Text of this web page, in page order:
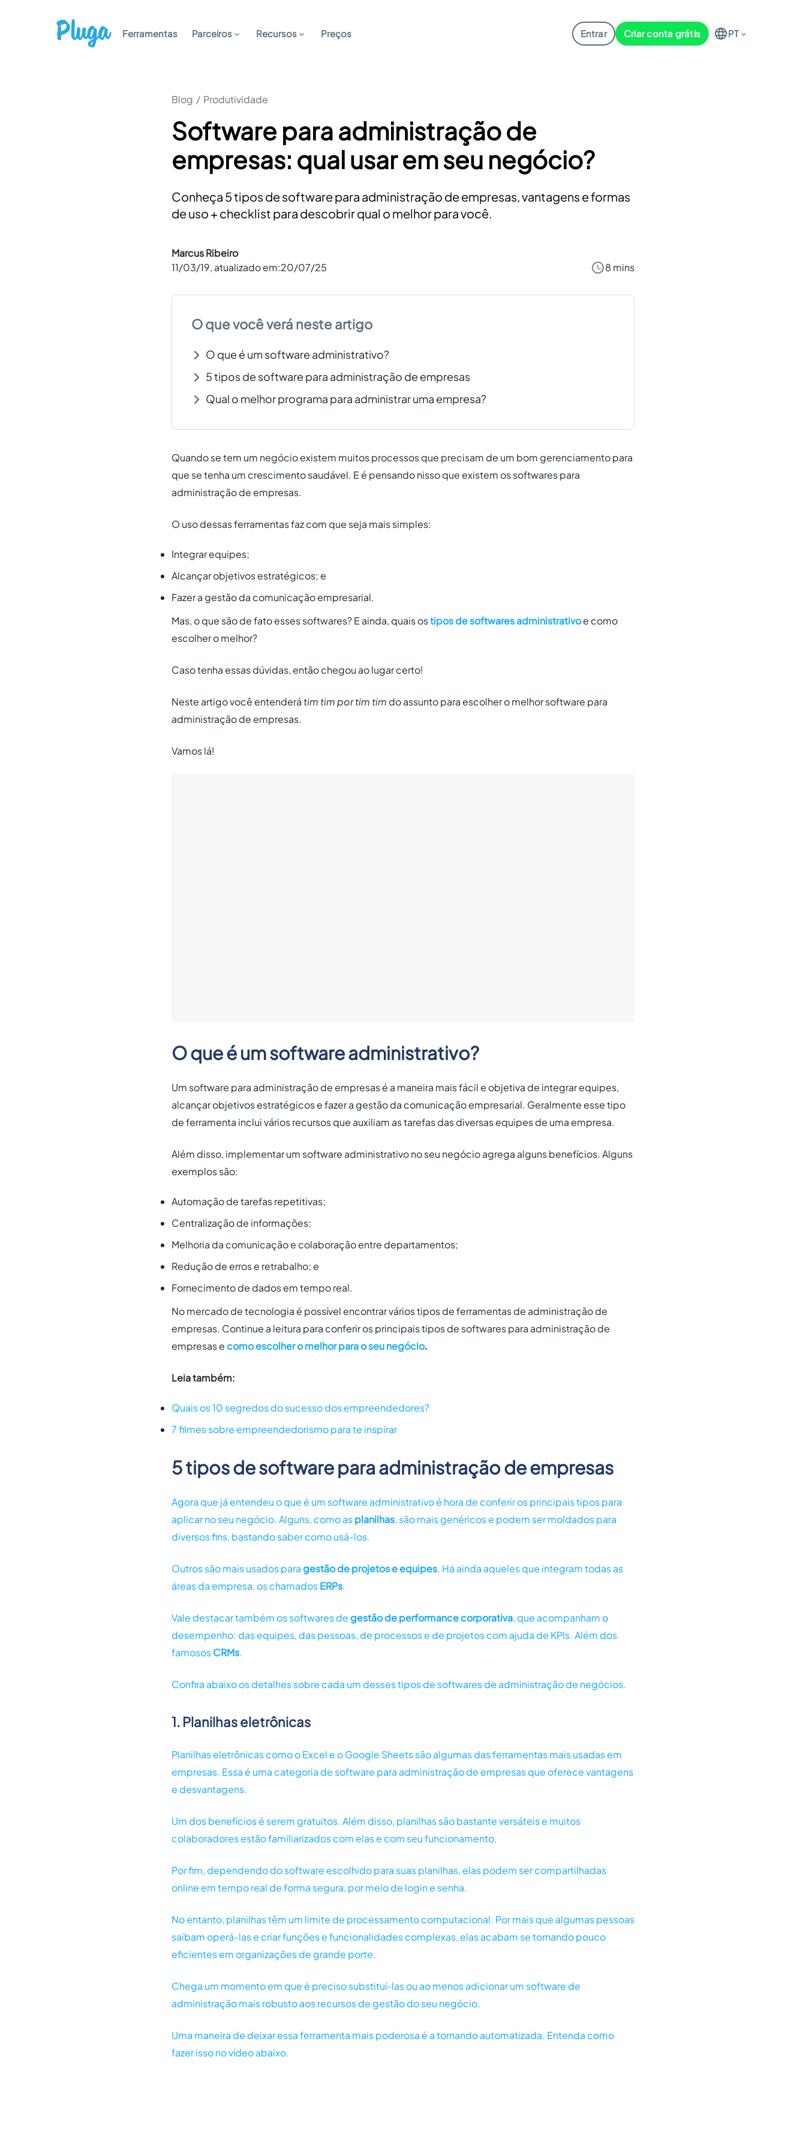
Ferramentas Parceiros Recursos Preços Entrar Criar conta grátis PT
Blog / Produtividade
Software para administração de
empresas: qual usar em seu negócio?
Conheça 5 tipos de software para administração de empresas, vantagens e formas
de uso + checklist para descobrir qual o melhor para você.
Marcus Ribeiro
11/03/19, atualizado em:20/07/25 8 mins
O que você verá neste artigo
O que é um software administrativo?
5 tipos de software para administração de empresas
Qual o melhor programa para administrar uma empresa?
Quando se tem um negócio existem muitos processos que precisam de um bom gerenciamento para
que se tenha um crescimento saudável. E é pensando nisso que existem os softwares para
administração de empresas.
O uso dessas ferramentas faz com que seja mais simples:
Integrar equipes;
Alcançar objetivos estratégicos; e
Fazer a gestão da comunicação empresarial.
Mas, o que são de fato esses softwares? E ainda, quais ostipos de softwares administrativoe como
escolher o melhor?
Caso tenha essas dúvidas, então chegou ao lugar certo!
Neste artigo você entenderá tim tim por tim tim do assunto para escolher o melhor software para
administração de empresas.
Vamos lá!
O que é um software administrativo?
Um software para administração de empresas é a maneira mais fácil e objetiva de integrar equipes,
alcançar objetivos estratégicos e fazer a gestão da comunicação empresarial. Geralmente esse tipo
de ferramenta inclui vários recursos que auxiliam as tarefas das diversas equipes de uma empresa.
Além disso, implementar um software administrativo no seu negócio agrega alguns benefícios. Alguns
exemplos são:
Automação de tarefas repetitivas;
Centralização de informações;
Melhoria da comunicação e colaboração entre departamentos;
Redução de erros e retrabalho; e
Fornecimento de dados em tempo real.
No mercado de tecnologia é possível encontrar vários tipos de ferramentas de administração de
empresas. Continue a leitura para conferir os principais tipos de softwares para administração de
empresas e como escolher o melhor para o seu negócio.
Leia também:
Quais os 10 segredos do sucesso dos empreendedores?
7 filmes sobre empreendedorismo para te inspirar
5 tipos de software para administração de empresas
Agora que já entendeu o que é um software administrativo é hora de conferir os principais tipos para
aplicar no seu negócio. Alguns, como asplanilhas, são mais genéricos e podem ser moldados para
diversos fins, bastando saber como usá-los.
Outros são mais usados para gestão de projetos e equipes. Há ainda aqueles que integram todas as
áreas da empresa, os chamadosERPs.
Vale destacar também os softwares de gestão de performance corporativa, que acompanham o
desempenho: das equipes, das pessoas, de processos e de projetos com ajuda de KPIs. Além dos
famososCRMs.
Confira abaixo os detalhes sobre cada um desses tipos de softwares de administração de negócios.
1. Planilhas eletrônicas
Planilhas eletrônicas como o Excel e o Google Sheets são algumas das ferramentas mais usadas em
empresas. Essa é uma categoria de software para administração de empresas que oferece vantagens
e desvantagens.
Um dos benefícios é serem gratuitos. Além disso, planilhas são bastante versáteis e muitos
colaboradores estão familiarizados com elas e com seu funcionamento.
Por fim, dependendo do software escolhido para suas planilhas, elas podem ser compartilhadas
online em tempo real de forma segura, por meio de login e senha.
No entanto, planilhas têm um limite de processamento computacional. Por mais que algumas pessoas
saibam operá-las e criar funções e funcionalidades complexas, elas acabam se tornando pouco
eficientes em organizações de grande porte.
Chega um momento em que é preciso substituí-las ou ao menos adicionar um software de
administração mais robusto aos recursos de gestão do seu negócio.
Uma maneira de deixar essa ferramenta mais poderosa é a tornando automatizada. Entenda como
fazer isso no vídeo abaixo.